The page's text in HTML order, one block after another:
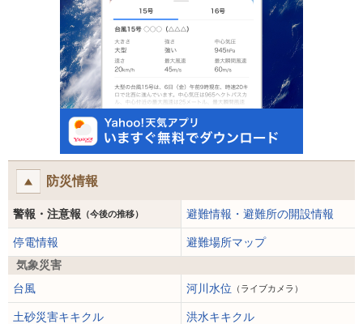
防災情報
警報・注意報 （今後の推移） 避難情報・避難所の開設情報
停電情報
避難場所マップ
気象災害
台風
河川水位 （ライブカメラ）
土砂災害キキクル
洪水キキクル